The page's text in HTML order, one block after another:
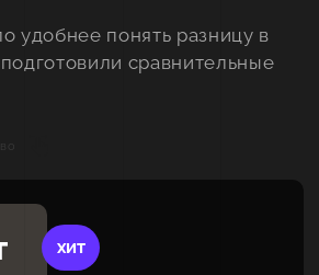
удобнее понять разницу в
сравнительные
ХИТ